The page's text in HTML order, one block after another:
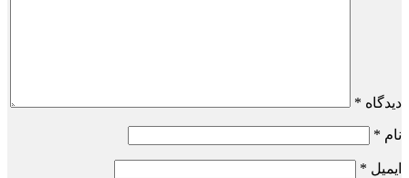
دیدگاه *
نام *
ایمیل *